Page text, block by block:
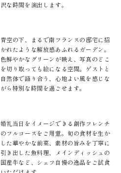
沢な時間を演出します。
青空の下、まるで南フランスの邸宅に招
かれたような解放感あふれるガーデン。
色鮮やかなグリーンが映え、写真のどこ
を切り取っても絵になる空間。ゲストと
自然体で語り合う、心地よい風を感じな
がら特別な時間を過ごせます。
婚礼当日をイメージできる創作フレンチ
のフルコースをご用意。旬の食材を生か
した華やかな前菜、素材の旨みを丁寧に
引き出した魚料理、メインディッシュの
国産牛など、シェフ自慢の逸品をご試食